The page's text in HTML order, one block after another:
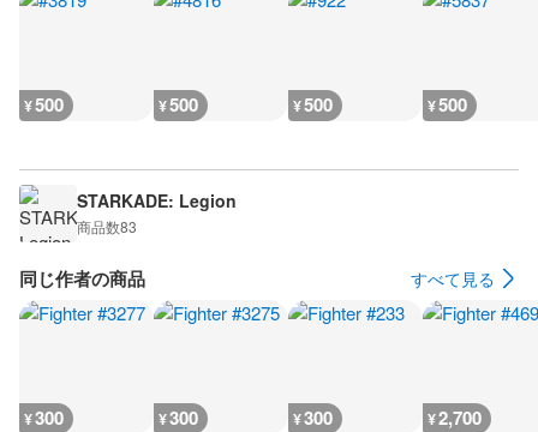
¥500 ¥500 ¥500 ¥500
STARKADE: Legion
商品数83
同じ作者の商品 すべて見る
¥300 ¥300 ¥300 ¥2,700